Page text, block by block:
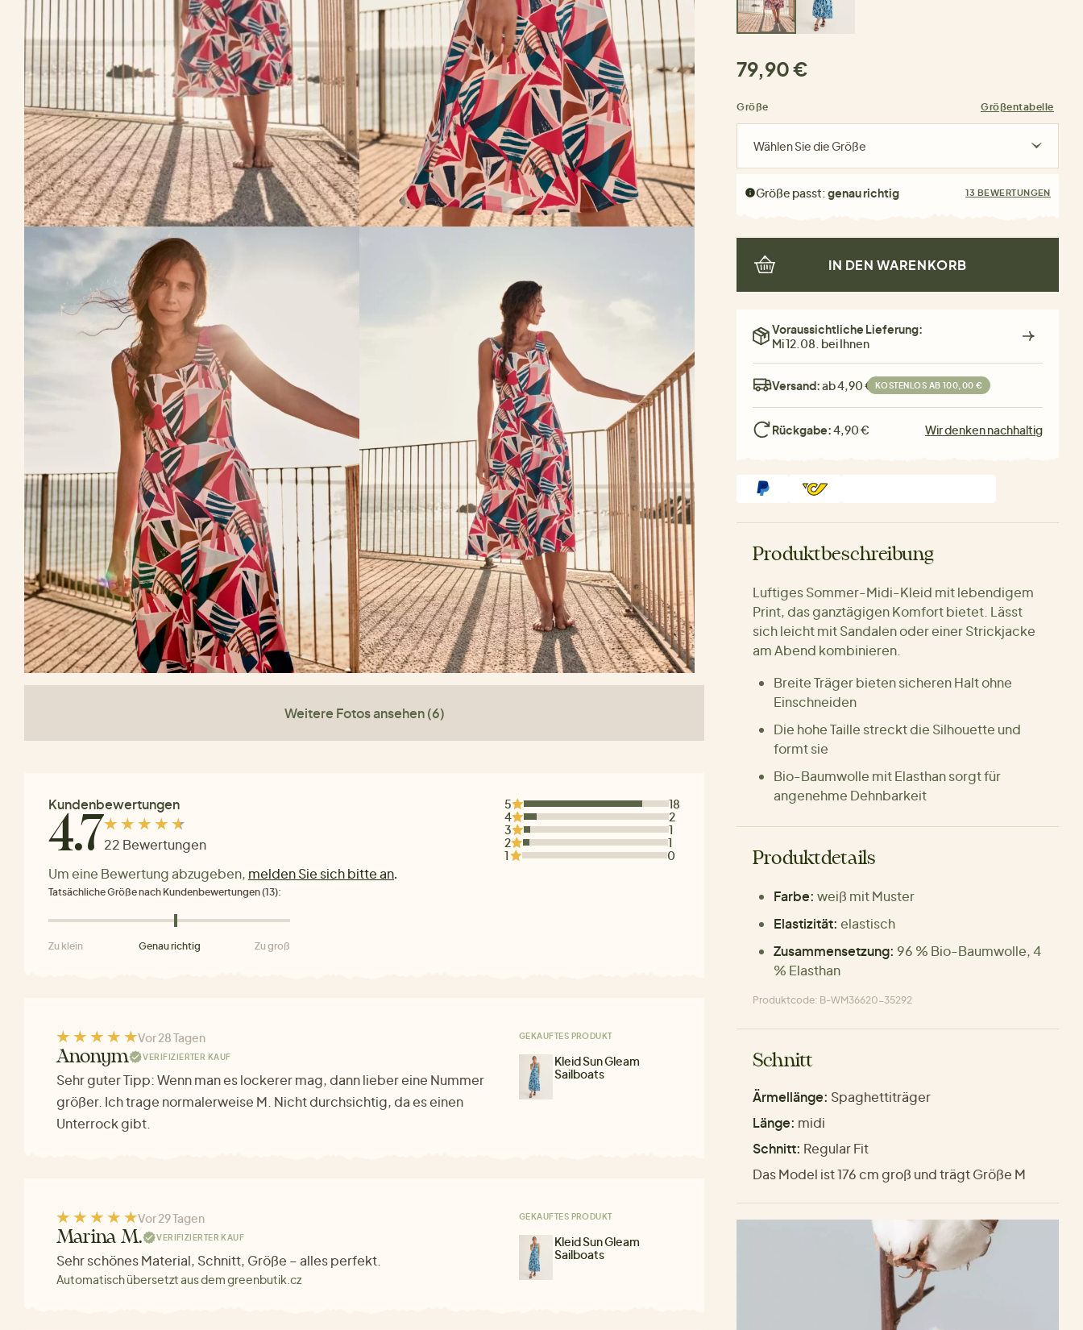
Weitere Fotos ansehen (6)
Kundenbewertungen
4.722 Bewertungen
Um eine Bewertung abzugeben, melden Sie sich bitte an.
5
18
4
2
3
1
2
1
1
0
Tatsächliche Größe nach Kundenbewertungen (13):
Zu klein Genau richtig Zu groß
Vor 28 Tagen
Anonym VERIFIZIERTER KAUF
Sehr guter Tipp: Wenn man es lockerer mag, dann lieber eine Nummer
größer. Ich trage normalerweise M. Nicht durchsichtig, da es einen
Unterrock gibt.
GEKAUFTES PRODUKT
Kleid Sun Gleam
Sailboats
Vor 29 Tagen
Marina M. VERIFIZIERTER KAUF
Sehr schönes Material, Schnitt, Größe – alles perfekt.
Automatisch übersetzt aus dem greenbutik.cz
GEKAUFTES PRODUKT
Kleid Sun Gleam
Sailboats
79,90 €
Größe Größentabelle
Wählen Sie die Größe
Größe passt:genau richtig 13 BEWERTUNGEN
IN DEN WARENKORB
Voraussichtliche Lieferung:
Mi 12.08. bei Ihnen
Versand:ab 4,90 € KOSTENLOS AB 100,00 €
Rückgabe:4,90 € Wir denken nachhaltig
Produktbeschreibung
Luftiges Sommer-Midi-Kleid mit lebendigem
Print, das ganztägigen Komfort bietet. Lässt
sich leicht mit Sandalen oder einer Strickjacke
am Abend kombinieren.
Breite Träger bieten sicheren Halt ohne
Einschneiden
Die hohe Taille streckt die Silhouette und
formt sie
Bio-Baumwolle mit Elasthan sorgt für
angenehme Dehnbarkeit
Produktdetails
Farbe: weiß mit Muster
Elastizität: elastisch
Zusammensetzung: 96 % Bio-Baumwolle, 4
% Elasthan
Produktcode: B-WM36620-35292
Schnitt
Ärmellänge: Spaghettiträger
Länge: midi
Schnitt: Regular Fit
Das Model ist 176 cm groß und trägt Größe M